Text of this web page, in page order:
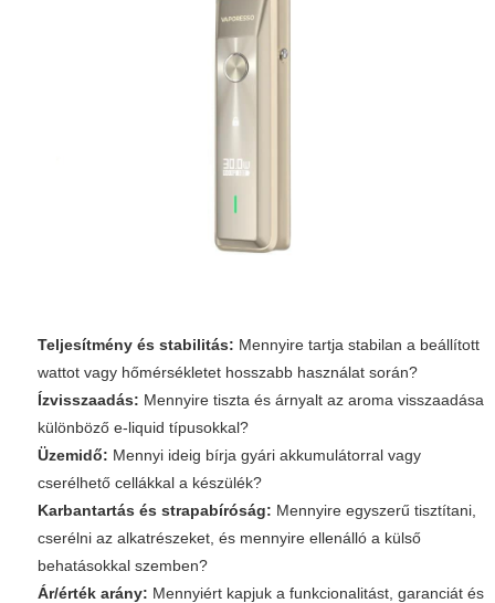
Teljesítmény és stabilitás: Mennyire tartja stabilan a beállított
wattot vagy hőmérsékletet hosszabb használat során?
Ízvisszaadás: Mennyire tiszta és árnyalt az aroma visszaadása
különböző e-liquid típusokkal?
Üzemidő: Mennyi ideig bírja gyári akkumulátorral vagy
cserélhető cellákkal a készülék?
Karbantartás és strapabíróság: Mennyire egyszerű tisztítani,
cserélni az alkatrészeket, és mennyire ellenálló a külső
behatásokkal szemben?
Ár/érték arány: Mennyiért kapjuk a funkcionalitást, garanciát és